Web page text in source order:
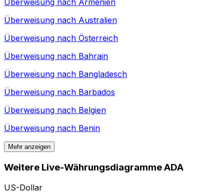
Überweisung nach Armenien
Überweisung nach Australien
Überweisung nach Österreich
Überweisung nach Bahrain
Überweisung nach Bangladesch
Überweisung nach Barbados
Überweisung nach Belgien
Überweisung nach Benin
Mehr anzeigen
Weitere Live-Währungsdiagramme ADA
US-Dollar